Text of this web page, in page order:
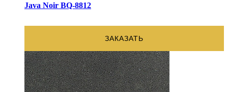
Java Noir BQ-8812
ЗАКАЗАТЬ